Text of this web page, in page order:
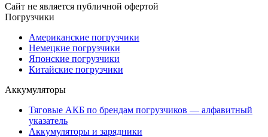
Сайт не является публичной офертой
Погрузчики
Американские погрузчики
Немецкие погрузчики
Японские погрузчики
Китайские погрузчики
Аккумуляторы
Тяговые АКБ по брендам погрузчиков — алфавитный
указатель
Аккумуляторы и зарядники